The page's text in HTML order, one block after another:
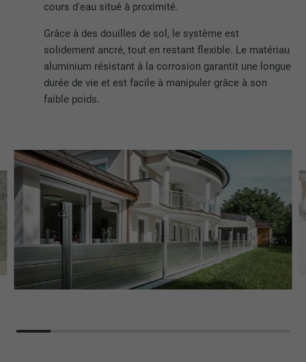
cours d'eau situé à proximité.
Grâce à des douilles de sol, le système est
solidement ancré, tout en restant flexible. Le matériau
aluminium résistant à la corrosion garantit une longue
durée de vie et est facile à manipuler grâce à son
faible poids.